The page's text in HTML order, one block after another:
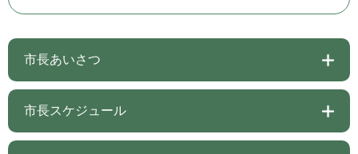
市長あいさつ
市長スケジュール